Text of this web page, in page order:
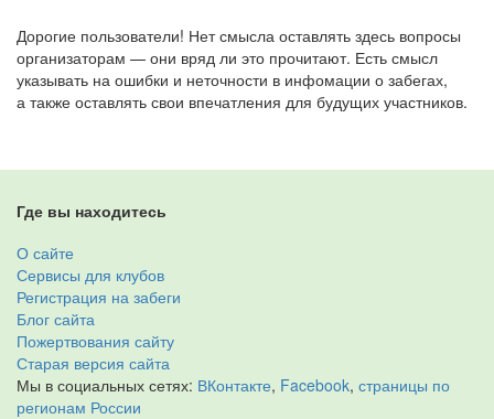
Дорогие пользователи! Нет смысла оставлять здесь вопросы
организаторам — они вряд ли это прочитают. Есть смысл
указывать на ошибки и неточности в инфомации о забегах,
а также оставлять свои впечатления для будущих участников.
Где вы находитесь
О сайте
Сервисы для клубов
Регистрация на забеги
Блог сайта
Пожертвования сайту
Старая версия сайта
Мы в социальных сетях: ВКонтакте, Facebook, страницы по
регионам России